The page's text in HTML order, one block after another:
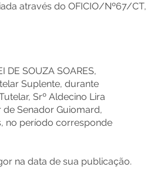
através do OFICIO/Nº67/CT,
DE SOUZA SOARES,
Suplente, durante
Srº Aldecino Lira
Senador Guiomard,
no período corresponde
na data de sua publicação.